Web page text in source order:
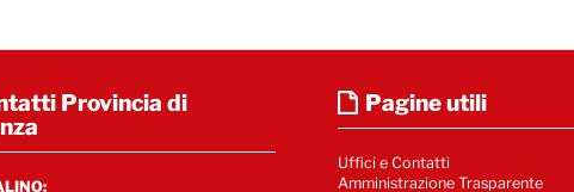
Provincia di
Pagine utili
Uffici e Contatti
Amministrazione Trasparente